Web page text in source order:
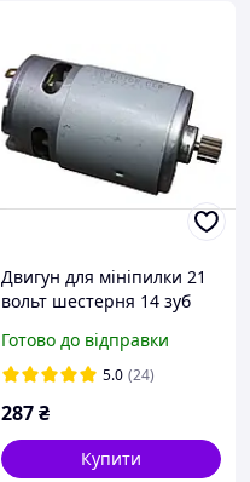
Двигун для мініпилки 21
вольт шестерня 14 зуб
Готово до відправки
5.0 (24)
287₴
Купити